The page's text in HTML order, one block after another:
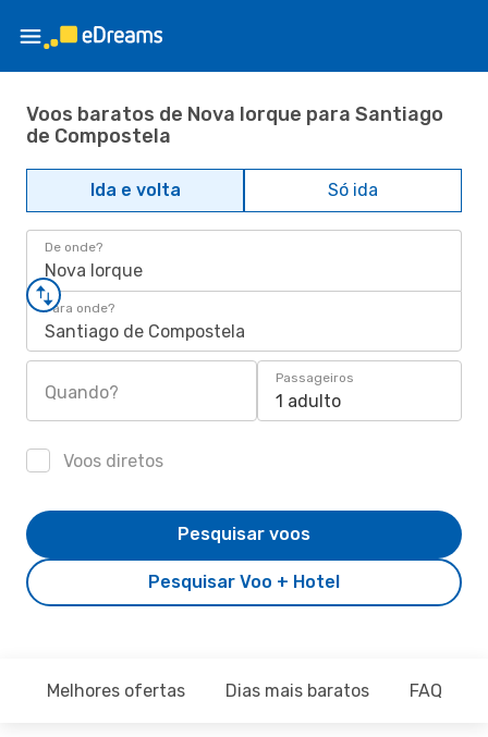
Voos baratos de Nova Iorque para Santiago
de Compostela
Ida e volta Só ida
De onde?
Nova Iorque
Para onde?
Santiago de Compostela
Quando?
Passageiros
1 adulto
Voos diretos
Pesquisar Voo + Hotel
Pesquisar voos
Melhores ofertas Dias mais baratos FAQ